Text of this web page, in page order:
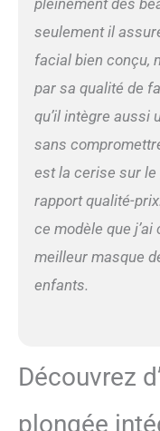
seulement il
facial bien conçu,
par sa qualité de
qu’il intègre aussi
sans
est la cerise sur
rapport qualité-
ce modèle que
meilleur masque
enfants.
Découvrez
plongée